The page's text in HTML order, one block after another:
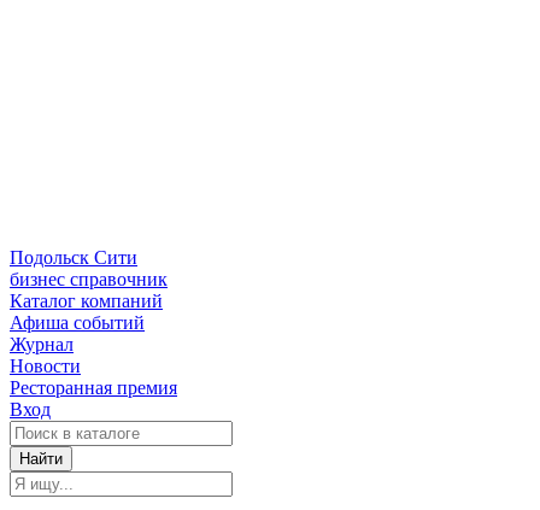
Подольск Сити
бизнес справочник
Каталог компаний
Афиша событий
Журнал
Новости
Ресторанная премия
Вход
Найти